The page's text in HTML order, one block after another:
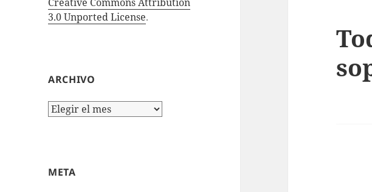
3.0 Unported License.
ARCHIVO
Archivo
META